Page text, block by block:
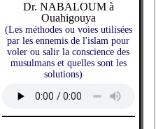
Dr. NABALOUM à
Ouahigouya
(Les méthodes ou voies utilisées
par les ennemis de l'islam pour
voler ou salir la conscience des
musulmans et quelles sont les
solutions)